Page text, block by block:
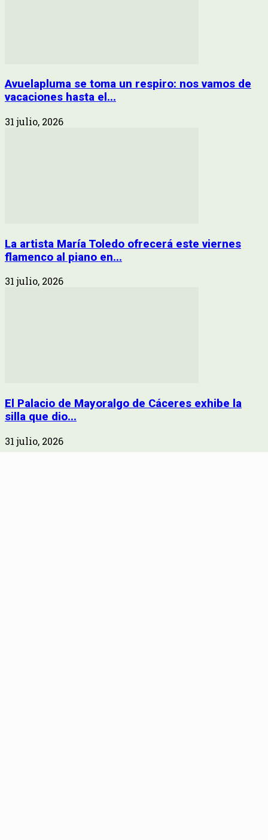
Avuelapluma se toma un respiro: nos vamos de
vacaciones hasta el...
31 julio, 2026
La artista María Toledo ofrecerá este viernes
flamenco al piano en...
31 julio, 2026
El Palacio de Mayoralgo de Cáceres exhibe la
silla que dio...
31 julio, 2026